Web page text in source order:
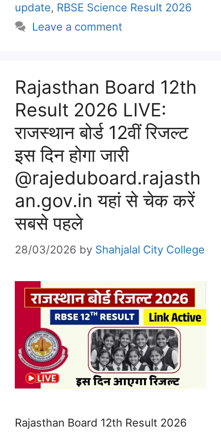
update, RBSE Science Result 2026
Leave a comment
Rajasthan Board 12th
Result 2026 LIVE:
राजस्थान बोर्ड 12वीं रिजल्ट
इस दिन होगा जारी
@rajeduboard.rajasth
an.gov.in यहां से चेक करें
सबसे पहले
28/03/2026 by Shahjalal City College
Rajasthan Board 12th Result 2026